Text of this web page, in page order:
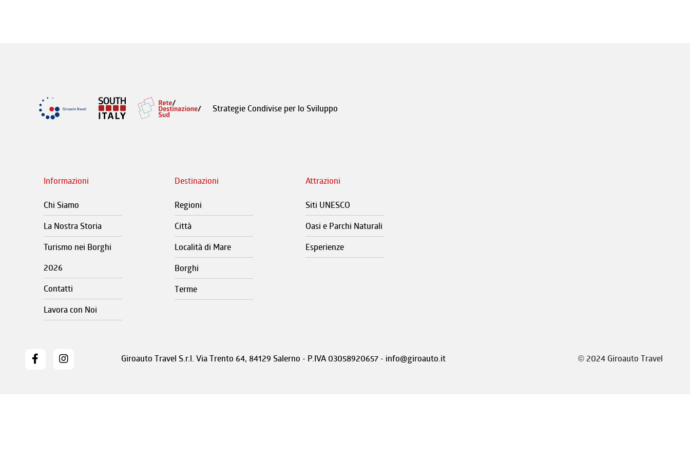
Strategie Condivise per lo Sviluppo
Informazioni
Chi Siamo
La Nostra Storia
Turismo nei Borghi
2026
Contatti
Lavora con Noi
Destinazioni
Regioni
Città
Località di Mare
Borghi
Terme
Attrazioni
Siti UNESCO
Oasi e Parchi Naturali
Esperienze
Giroauto Travel S.r.l. Via Trento 64, 84129 Salerno - P.IVA 03058920657 - info@giroauto.it ©2024 Giroauto Travel